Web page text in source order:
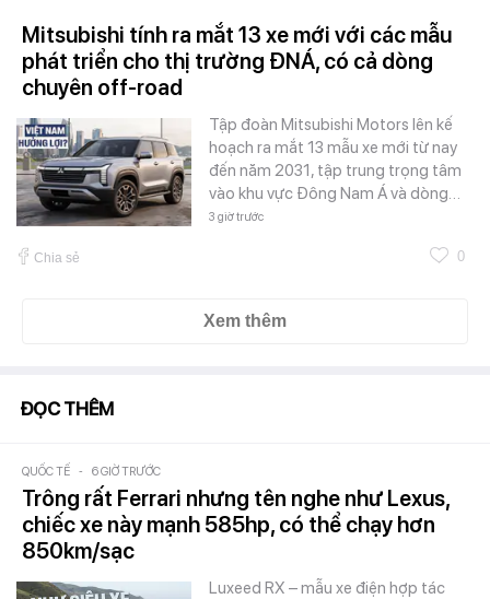
Mitsubishi tính ra mắt 13 xe mới với các mẫu
phát triển cho thị trường ĐNÁ, có cả dòng
chuyên off-road
Tập đoàn Mitsubishi Motors lên kế
hoạch ra mắt 13 mẫu xe mới từ nay
đến năm 2031, tập trung trọng tâm
vào khu vực Đông Nam Á và dòng…
3 giờ trước
Chia sẻ 0
Xem thêm
ĐỌC THÊM
QUỐC TẾ - 6 GIỜ TRƯỚC
Trông rất Ferrari nhưng tên nghe như Lexus,
chiếc xe này mạnh 585hp, có thể chạy hơn
850km/sạc
Luxeed RX – mẫu xe điện hợp tác